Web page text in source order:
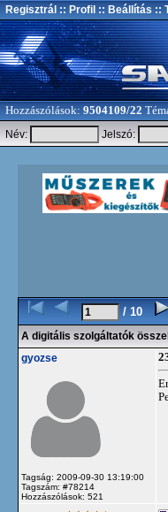
Regisztrál :: Profil :: Beállítás ::
Hozzászólások: 9504109/22
Név:
Jelszó:
/ 10
A digitális szolgáltatók
gyozse
Tagság: 2009-09-30 13:19:00
Tagszám: #78214
Hozzászólások: 521